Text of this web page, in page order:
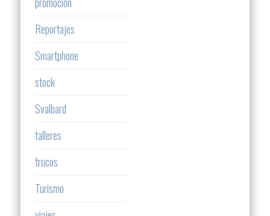
Reportajes
Smartphone
stock
Svalbard
talleres
trucos
Turismo